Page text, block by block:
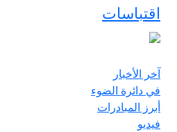
اقتباسات
آخر الأخبار
في دائرة الضوء
أبرز المبادرات
فيديو